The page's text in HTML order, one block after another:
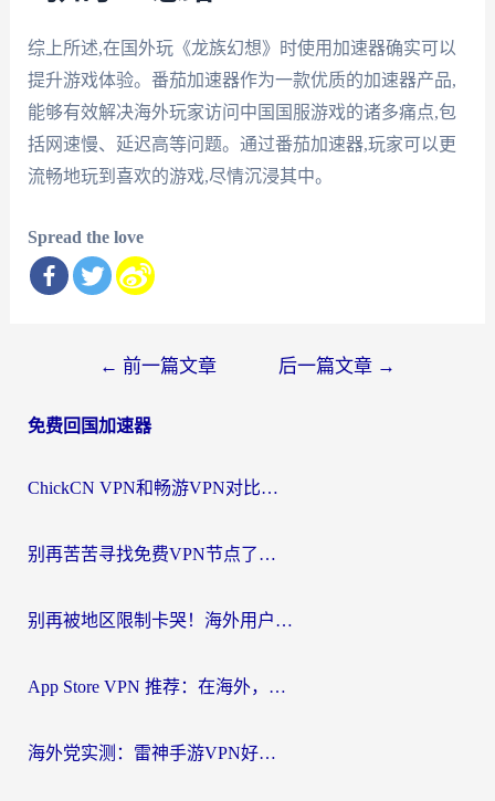
综上所述,在国外玩《龙族幻想》时使用加速器确实可以
提升游戏体验。番茄加速器作为一款优质的加速器产品,
能够有效解决海外玩家访问中国国服游戏的诸多痛点,包
括网速慢、延迟高等问题。通过番茄加速器,玩家可以更
流畅地玩到喜欢的游戏,尽情沉浸其中。
Spread the love
导
← 前一篇文章 后一篇文章 →
免费回国加速器
ChickCN VPN和畅游VPN对比哪个回国效果更好？海外党必看的回国加速器选择指南
别再苦苦寻找免费VPN节点了，这才是海外访问国内资源的正确姿势
别再被地区限制卡哭！海外用户vpn中国下载全攻略，无缝刷剧办公社交
App Store VPN 推荐：在海外，如何找回那扇回家的“任意门”？
海外党实测：雷神手游VPN好用吗？和闪电VPN对比哪个回国效果更好？附小众工具深度测评